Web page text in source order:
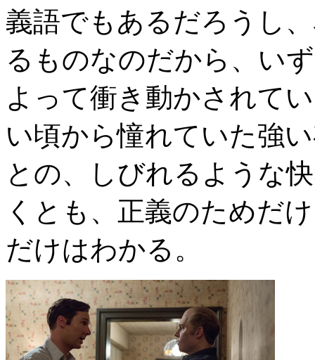
義語でもあるだろうし
るものなのだから、い
よって衝き動かされて
い頃から憧れていた強
との、しびれるような
くとも、正義のためだ
だけはわかる。